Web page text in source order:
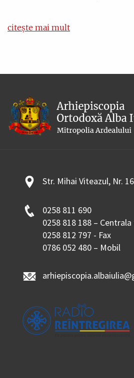
citește mai mult
Str. Mihai Viteazul, Nr.
0258 811 690
0258 818 188 –
0258 812 797 - Fax
0786 052 480 – Mobil